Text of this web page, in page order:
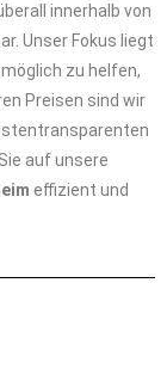
innerhalb von
Unser Fokus liegt
zu helfen,
Preisen sind wir
auf unsere
effizient und